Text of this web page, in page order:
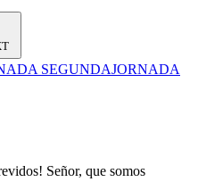
SEGUNDAJORNADA
y animoso, a mis criados ánimo; y fue tal la resistencia, que dejé a los dos heridos, y en fuga puestos los otros; y yo mirando el peligro, por encubrir el suceso, a Madrid me determino volverme, y adelantándome de mis criados, agritos me llamaron ápeeme, y epartados del camino aquellos hombres estaban, lo que pasó, ya lo has vido; pues que no cae en su engaño hasta haverme socorrido de tu valor, a quien debo esta vida, que la estimo, para pagar tu amistad, y estar siempre a tu servicio. Yo soy, generoso Conde, Don Juan Ladrón de Guévara, ilustre por mi apellido, conocido por mis armas. Es mi padre Don Alónso de Guzman, y de Guenara, de cuya casa se ha visto tanta nobleza en España. Soy natural de Toledo, cuyas famosas murallas de mis mayores, publican mis valerosas hazañas. En esta Ciudad insigne vive mi padre, con tantas muestras de su gran valor, cuando con pobreza extraña; porque él en sus verdes años, entre generosas galas, en mil fiestas, y torneos lo más de su hacienda gasta. Mas cuando vio que la muerte, con prolijas aldabadas, a las puertas de la vida colericamente llama: antes de su muerte quiso; que yo en esta edad lozana restaurase de su hacienda las perdídas temerarías. De tal manera, que intenta, dándome esposa, a la clara sangre mía, oscurecer por una mujer villana. Fla por extremo rica; mas de tan baja prosapia, que me obligo de mi padre a no respetarlas canas. El cual afligido en ver; que él no obedecerle causan de sus prolijos dislates, las desordenes pasadas. Piadosamente me dijo, con mil paternales ansias, que a mis años venideros, este remedio buscaba. Y que mírase que tengo una tan hermosa hermana, que no era la luz del Sol, ni más bella, ni más clara. Y que dándome mujer tan rica a mí; procuraba impedir de su hermosura desordenes, y desgracias. Yo con humildad entonces, y muy humildes palabras, previniendo mis disculpas, le di a su enojo más causas. Con lo cual, enfurecido me dijo Don Juan, no basta saber que este era mi gusto, para no replicar nada? Mas si tan honrado sois, esas soberbias bizarras, sirviendo al Rey en la guerra, valientemente emplealdas? Yo entonces le respondí, animándo me la hidalga sangre de mi noble pecho, adquirida, y heredada. Porque conozcas que tengo, el valor con que me ultrajas, dejar pretendo a Toledo, por Flandes, o por Italia. Y por el Cielo te luto, de no volver a mi patria hasta que con mi valor, con mi sangre, y con mis armas, tan grande, a poyos saque de las contrarias escuadras, que mi Rey agradecido, me premie, y me satisfaga. Con esto me despedí, sin que lágrimas bastarán, de mi hermana, y de mi padre, a detener mi jornada. Tomé la posta, y pártime, y como si caminara en postas de mis deseos, y de mi honor en las alas, llegue a Flandes, y he servido, a los hielos, y a la escarcha, desde que me apuntó el bozo, hasta haber crecido barba. En los ocho años primeros, después que por mis hazañas Alferez fui, llegué a ser Capitán, y en leis batallas campales, de mi valor he dado muestras tan altas, por quien de mayor Sargento tuve seis años la plaza. Determiné de volverme, y con estas esperanzas, y papeles fidedignos, vuelvo de Flandes a España. A Toledo llegué a noche, donde un amigo del alma, dentro en su casa me tiene, y ha prometido por cartas, favorecerme: y pártime, guardando la fe, y palabra, y jutamento que hice a mi padre, y a mi hermana, de no volver a sus olos, sin que el Rey por mis hazañas premie los servicios míos, para volvera mi patria. Con este justo deseo, haa Madrid caminada, cuando a valerte, tus voces. confasamente me llamas. Vite en peligro, dejé la mula en que caminaba, a defenderte acudí, de cuatro espadas villanas, Lo que has visto sucedio, y pues fue mi dicha tanta, en mi un esclavo tendrás, si el servirte es de importancia. Dame los brazos, y agora quiero que a mi casa vayas, a donde has de ser mi huésped, que quiero contigo honrarla. Beso te los pies, señor. Qué es aquello. Con extraña prisa hacia nosotros viene un Caballero. . Que causa pued